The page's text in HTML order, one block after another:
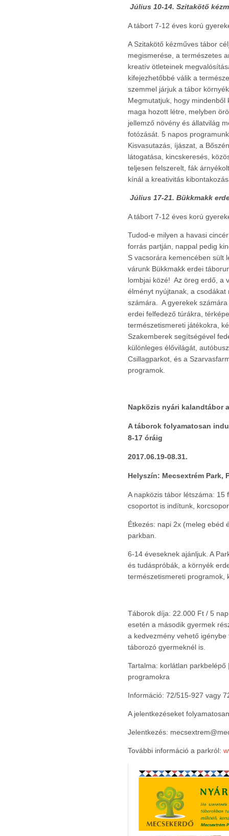
Július 10-14. Szitakötő
A tábort 7-12 éves korú
A Szitakötő kézműves tábor
megismerése, a természetes
kreatív ötleteinek
kifejezhetőbbé válik a
szemmel járjuk a tábor
Megmutatjuk, hogy
maga hozott létre, melyben
jellemző növény és állatvilág
fotózását. 5 napos
Kisvasutazás, íjászat, a
látogatása, kincskeresés,
teljesen felszerelt, fák
kínál a kreativitás
Július 17-21. Bükkmakk
A tábort 7-12 éves korú
Tudod-e milyen a havasi
forrás partján, nappal pedig
S vacsorára kemencében sült
várunk Bükkmakk erdei
lombjai közé! Az öreg erdő, a
élményt nyújtanak, a
számára. A gyerekek
erdei felfedező túrákra,
természetismereti játékokra,
Szakemberek segítségével
különleges élővilágát,
Csillagparkot, és a
programok.
Napközis nyári kalandtábor
A táborok folyamatosan
8-17 óráig
2017.06.19-08.31.
Helyszín: Mecsextrém Park,
A napközis tábor létszáma:
csoportot is indítunk,
Étkezés: napi 2x (meleg ebéd
parkban.
6-14 éveseknek ajánljuk. A
és tudáspróbák, a környék
természetismereti programok,
Táborok díja: 22.000 Ft / 5
esetén a második gyermek
a kedvezmény vehető
táborozó gyermeknél is.
Tartalma: korlátlan
programokra
Információ: 72/515-927 vagy
A jelentkezéseket
Jelentkezés:
További információ a parkról: